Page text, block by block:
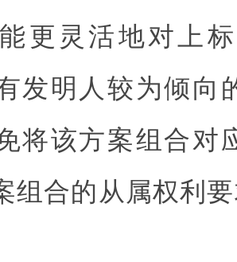
更灵活地对上
发明人较为倾向
将该方案组合对
组合的从属权利